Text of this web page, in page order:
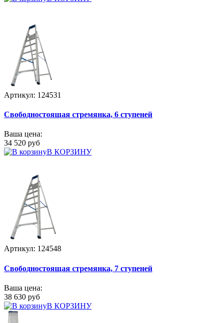
Артикул: 124531
Свободностоящая стремянка, 6 ступеней
Ваша цена:
34 520 руб
В КОРЗИНУ
Артикул: 124548
Свободностоящая стремянка, 7 ступеней
Ваша цена:
38 630 руб
В КОРЗИНУ